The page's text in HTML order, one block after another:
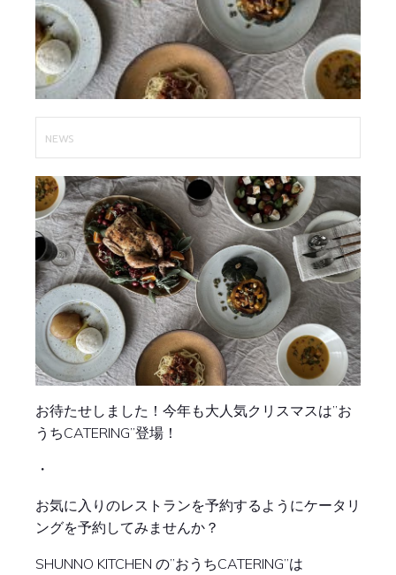
NEWS
お待たせしました！今年も大人気クリスマスは”お
うちCATERING”登場！
・
お気に入りのレストランを予約するようにケータリ
ングを予約してみませんか？
SHUNNO KITCHEN の”おうちCATERING”は